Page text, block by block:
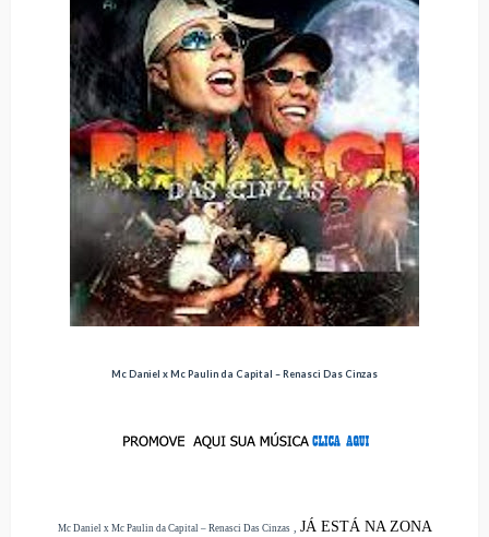
Mc Daniel x Mc Paulin da Capital – Renasci Das Cinzas
Mc Daniel x Mc Paulin da Capital – Renasci Das Cinzas
JÁ ESTÁ NA ZONA